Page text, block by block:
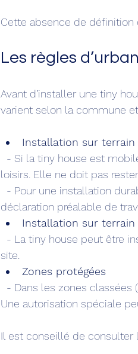
Cette absence de
Les règles
Avant d’installer une tiny
varient selon la commune et
Installation sur terrain
loisirs. Elle ne doit pas
déclaration préalable de
Installation sur
site.
Zones protégées
Une autorisation spéciale
Il est conseillé de consulter